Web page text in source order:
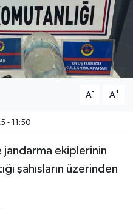
A- A+
- 11:50
jandarma ekiplerinin
şahısların üzerinden